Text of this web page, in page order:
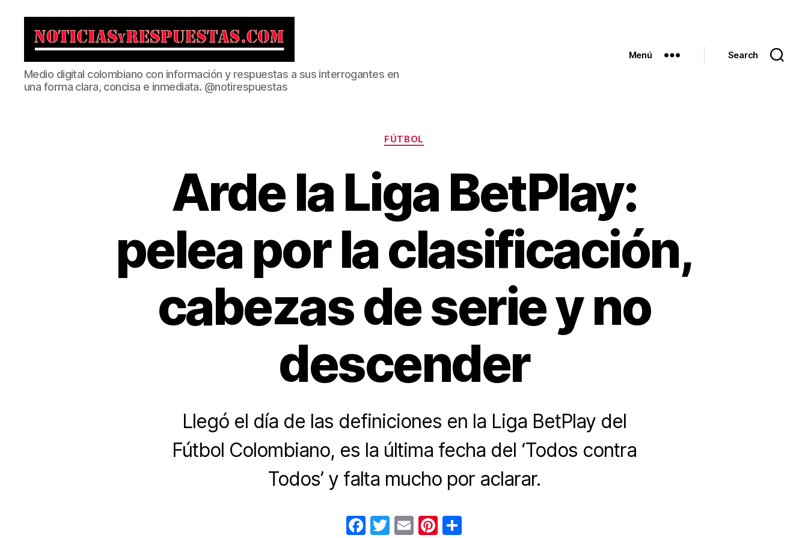
Noticias
y
Respuestas
Medio digital colombiano con información y respuestas a sus interrogantes en
una forma clara, concisa e inmediata. @notirespuestas
Menú Search
Categorías
FÚTBOL
Arde la Liga BetPlay:
pelea por la clasificación,
cabezas de serie y no
descender
Llegó el día de las definiciones en la Liga BetPlay del
Fútbol Colombiano, es la última fecha del ‘Todos contra
Todos’ y falta mucho por aclarar.
F T E Pi